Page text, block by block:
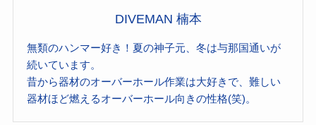
DIVEMAN 楠本
無類のハンマー好き！夏の神子元、冬は与那国通いが
続いています。
昔から器材のオーバーホール作業は大好きで、難しい
器材ほど燃えるオーバーホール向きの性格(笑)。